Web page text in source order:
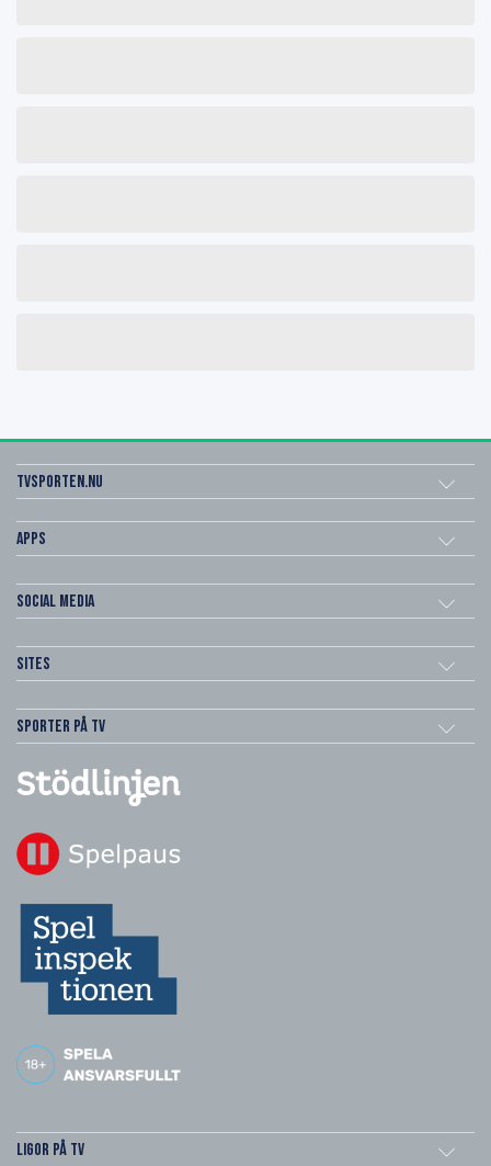
Tvsporten.nu
Apps
Social Media
Sites
Sporter på TV
Ligor på TV